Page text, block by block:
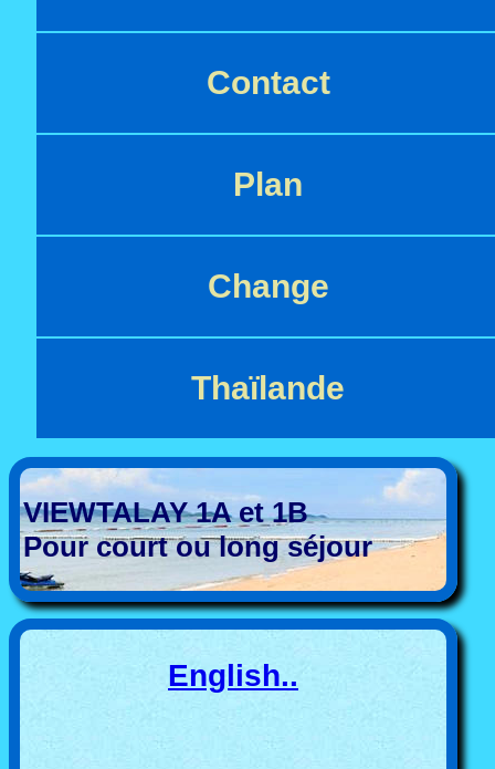
Contact
Plan
Change
Thaïlande
VIEWTALAY 1A et 1B
Pour court ou long séjour
English..